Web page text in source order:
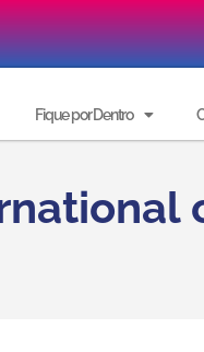
Fique por Dentro